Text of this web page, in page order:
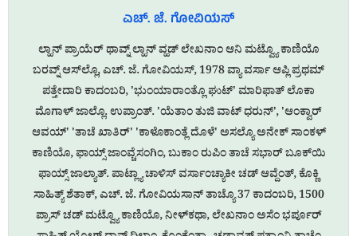
ಎಚ್. ಜೆ. ಗೋವಿಯಸ್
ಲ್ಹಾನ್ ಪ್ರಾಯೆರ್ ಥಾವ್ನ್ ಲ್ಹಾನ್ ವ್ಹಡ್ ಲೇಖನಾಂ ಆನಿ ಮಟ್ವ್ಯೊ ಕಾಣಿಯೊ
ಬರವ್ನ್ ಆಸ್‌ಲ್ಲೊ, ಎಚ್. ಜೆ. ಗೋವಿಯಸ್, 1978 ವ್ಯಾ ವರ್ಸಾ ಆಪ್ಲಿ ಪ್ರಥಮ್
ಪತ್ತೇದಾರಿ ಕಾದಂಬರಿ, 'ಭುಂಯಾರಾಂತ್ಲೊ ಘುಟ್' ಮಾರಿಫಾತ್‌ ಲೊಕಾ
ಮೊಗಾಳ್ ಜಾಲ್ಲೊ. ಉಪ್ರಾಂತ್. 'ಯೆತಾಂ ತುಜಿ ವಾಟ್ ಧರುನ್', 'ಆಂಕ್ವಾರ್
ಆವಯ್' 'ತಾಚೆ ಖಾತಿರ್' 'ಕಾಳೊಕಾಂತ್ಲೆ ದೊಳೆ' ಅಸಲ್ಯೊ ಅನೇಕ್ ಸಾಂಕಳ್
ಕಾಣಿಯೊ, ಫಾಯ್ಸ್ ಜಾಂವ್ಚೆಸಂಗಿಂ, ಬುಕಾಂ ರುಪಿಂ ತಾಚೆ ಸಭಾರ್ ಬೂಕ್‌ಯಿ
ಫಾಯ್ಸ್ ಜಾಲ್ಯಾತ್. ಪಾಟ್ಲ್ಯಾ ಚಾಳಿಸ್ ವರ್ಸಾಂಚ್ಯಾಕೀ ಚಡ್ ಆವ್ದೆಂತ್, ಕೊಕ್ಣಿ
ಸಾಹಿತ್ಯ್ ಶೆತಾಕ್, ಎಚ್. ಜೆ. ಗೋವಿಯಸಾನ್ ತಾಚ್ಯೊ 37 ಕಾದಂಬರಿ, 1500
ಪ್ರಾಸ್ ಚಡ್ ಮಟ್ವ್ಯೊ ಕಾಣಿಯೊ, ನೀಳ್‌ಕಥಾ, ಲೇಖನಾಂ ಅಸೆಂ ಭರ್ಪೂರ್